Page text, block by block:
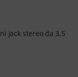
jack stereo da 3,5